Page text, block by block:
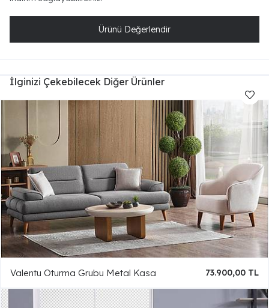
Ürünü Değerlendir
İlginizi Çekebilecek Diğer Ürünler
Valentu Oturma Grubu Metal Kasa 73.900,00 TL